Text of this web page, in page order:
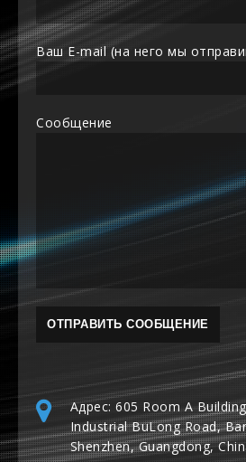
Ваш E-mail (на него мы
Сообщение
Адрес: 605 Room A
Industrial BuLong Road,
Shenzhen, Guangdong,